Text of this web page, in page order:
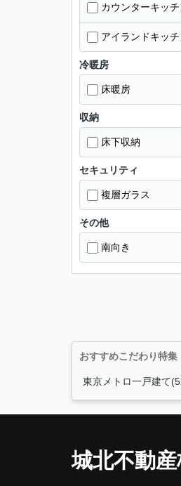
カウンターキッチ
アイランドキッチ
冷暖房
床暖房
収納
床下収納
セキュリティ
複層ガラス
その他
南向き
おすすめこだわり特集
東京メトロ一戸建て
城北不動